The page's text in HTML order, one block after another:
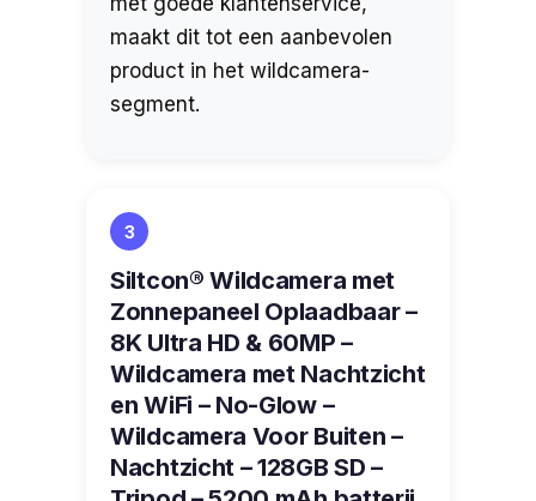
maakt dit tot een aanbevolen
product in het wildcamera-
segment.
3
Siltcon® Wildcamera met
Zonnepaneel Oplaadbaar –
8K Ultra HD & 60MP –
Wildcamera met Nachtzicht
en WiFi – No-Glow –
Wildcamera Voor Buiten –
Nachtzicht – 128GB SD –